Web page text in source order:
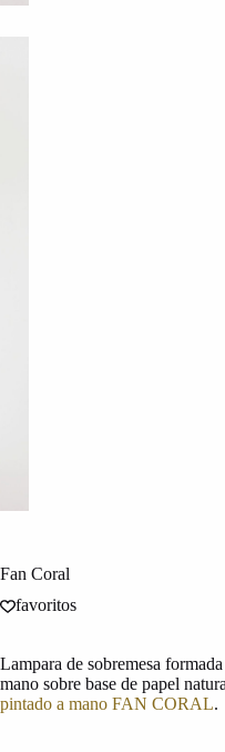
Fan Coral
favoritos
Lampara de sobremesa
mano sobre base de papel
pintado a mano FAN CORAL.